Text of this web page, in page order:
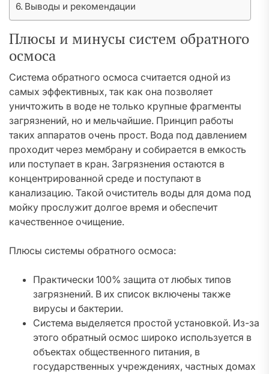
Выводы и рекомендации
Плюсы и минусы систем обратного
осмоса
Система обратного осмоса считается одной из
самых эффективных, так как она позволяет
уничтожить в воде не только крупные фрагменты
загрязнений, но и мельчайшие. Принцип работы
таких аппаратов очень прост. Вода под давлением
проходит через мембрану и собирается в емкость
или поступает в кран. Загрязнения остаются в
концентрированной среде и поступают в
канализацию. Такой очиститель воды для дома под
мойку прослужит долгое время и обеспечит
качественное очищение.
Плюсы системы обратного осмоса:
Практически 100% защита от любых типов
загрязнений. В их список включены также
вирусы и бактерии.
Система выделяется простой установкой. Из-за
этого обратный осмос широко используется в
объектах общественного питания, в
государственных учреждениях, частных домах